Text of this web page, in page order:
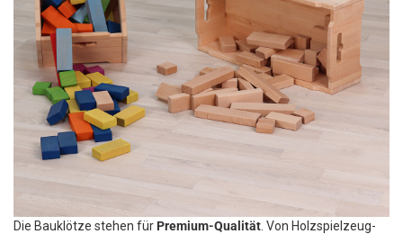
Die Bauklötze stehen für Premium-Qualität . Von Holzspielzeug-